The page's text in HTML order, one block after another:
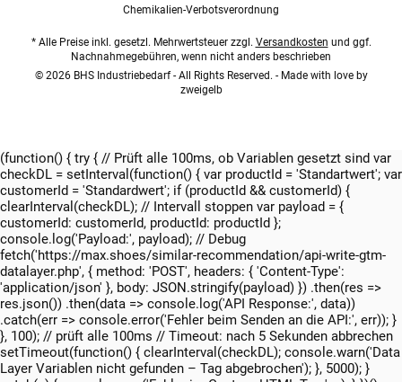
Chemikalien-Verbotsverordnung
* Alle Preise inkl. gesetzl. Mehrwertsteuer zzgl. Versandkosten und ggf.
Nachnahmegebühren, wenn nicht anders beschrieben
© 2026 BHS Industriebedarf - All Rights Reserved. - Made with love by
zweigelb
(function() { try { // Prüft alle 100ms, ob Variablen gesetzt sind var
checkDL = setInterval(function() { var productId = 'Standartwert'; var
customerId = 'Standardwert'; if (productId && customerId) {
clearInterval(checkDL); // Intervall stoppen var payload = {
customerId: customerId, productId: productId };
console.log('Payload:', payload); // Debug
fetch('https://max.shoes/similar-recommendation/api-write-gtm-
datalayer.php', { method: 'POST', headers: { 'Content-Type':
'application/json' }, body: JSON.stringify(payload) }) .then(res =>
res.json()) .then(data => console.log('API Response:', data))
.catch(err => console.error('Fehler beim Senden an die API:', err)); }
}, 100); // prüft alle 100ms // Timeout: nach 5 Sekunden abbrechen
setTimeout(function() { clearInterval(checkDL); console.warn('Data
Layer Variablen nicht gefunden – Tag abgebrochen'); }, 5000); }